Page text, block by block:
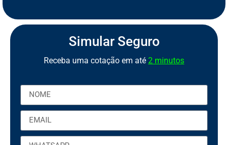
Simular Seguro
Receba uma cotação em até 2 minutos